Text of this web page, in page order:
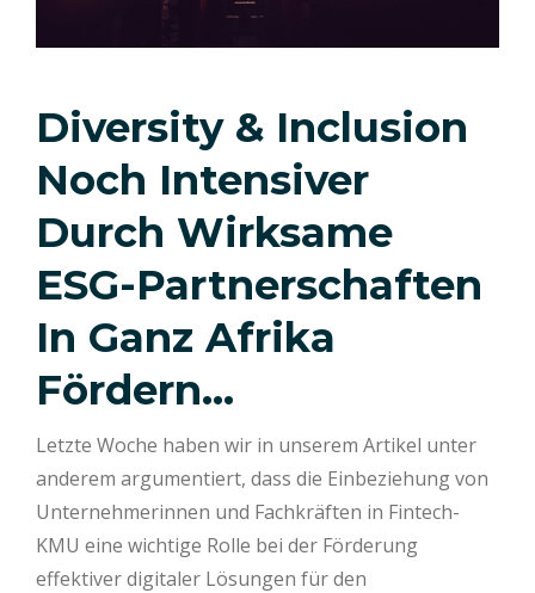
Diversity & Inclusion
Noch Intensiver
Durch Wirksame
ESG-Partnerschaften
In Ganz Afrika
Fördern…
Letzte Woche haben wir in unserem Artikel unter
anderem argumentiert, dass die Einbeziehung von
Unternehmerinnen und Fachkräften in Fintech-
KMU eine wichtige Rolle bei der Förderung
effektiver digitaler Lösungen für den